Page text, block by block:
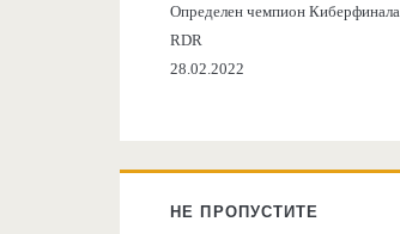
Определен чемпион Киберфинала
RDR
28.02.2022
НЕ ПРОПУСТИТЕ